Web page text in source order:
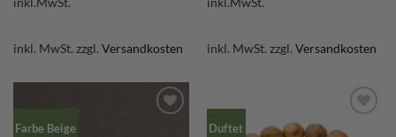
inkl. MwSt. zzgl. Versandkosten inkl. MwSt. zzgl. Versandkosten
Farbe Beige Duftet